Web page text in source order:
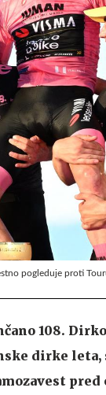
pogleduje proti
108.
dirke